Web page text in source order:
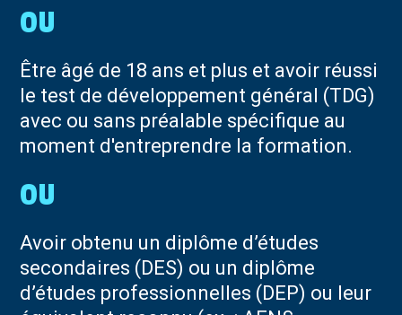
Être âgé de 18 ans et plus et avoir réussi
le test de développement général (TDG)
avec ou sans préalable spécifique au
moment d'entreprendre la formation.
Avoir obtenu un diplôme d’études
secondaires (DES) ou un diplôme
d’études professionnelles (DEP) ou leur